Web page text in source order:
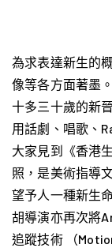
為求表達新生的
像等各方面著墨
十多三十歲的新
用話劇、唱歌、
大家見到《香港
照，是美術指導
望予人一種新生
胡導演亦再次將
追蹤技術 （